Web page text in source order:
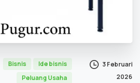
Bisnis
Ide bisnis
Peluang Usaha
3 Februari
2026